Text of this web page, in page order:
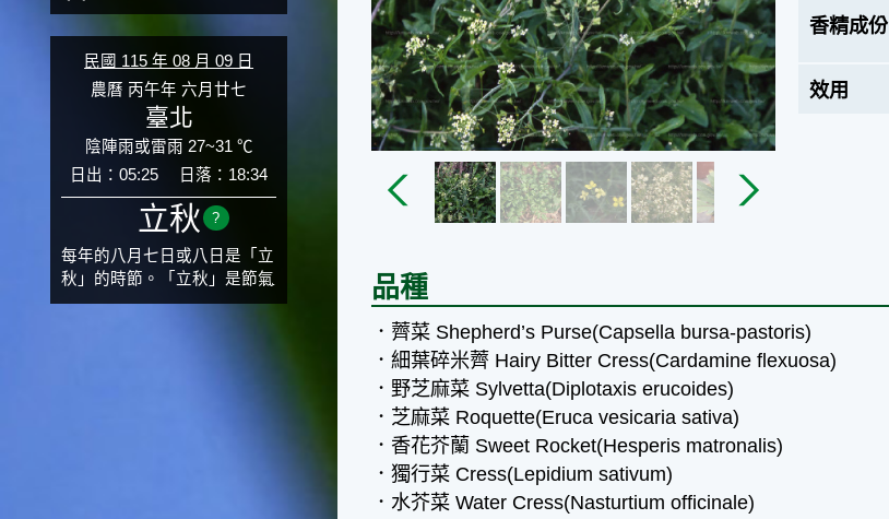
民國 115 年 08 月 09 日
農曆 丙午年 六月廿七
臺北
陰陣雨或雷雨 27~31 ℃
日出：05:25
日落：18:34
立秋 ?
每年的八月七日或八日是「立
秋」的時節。「立秋」是節氣
邁入秋涼的先聲，表示酷熱難
香精成份
效用
品種
．薺菜 Shepherd’s Purse(Capsella bursa-pastoris)
．細葉碎米薺 Hairy Bitter Cress(Cardamine flexuosa)
．野芝麻菜 Sylvetta(Diplotaxis erucoides)
．芝麻菜 Roquette(Eruca vesicaria sativa)
．香花芥蘭 Sweet Rocket(Hesperis matronalis)
．獨行菜 Cress(Lepidium sativum)
．水芥菜 Water Cress(Nasturtium officinale)